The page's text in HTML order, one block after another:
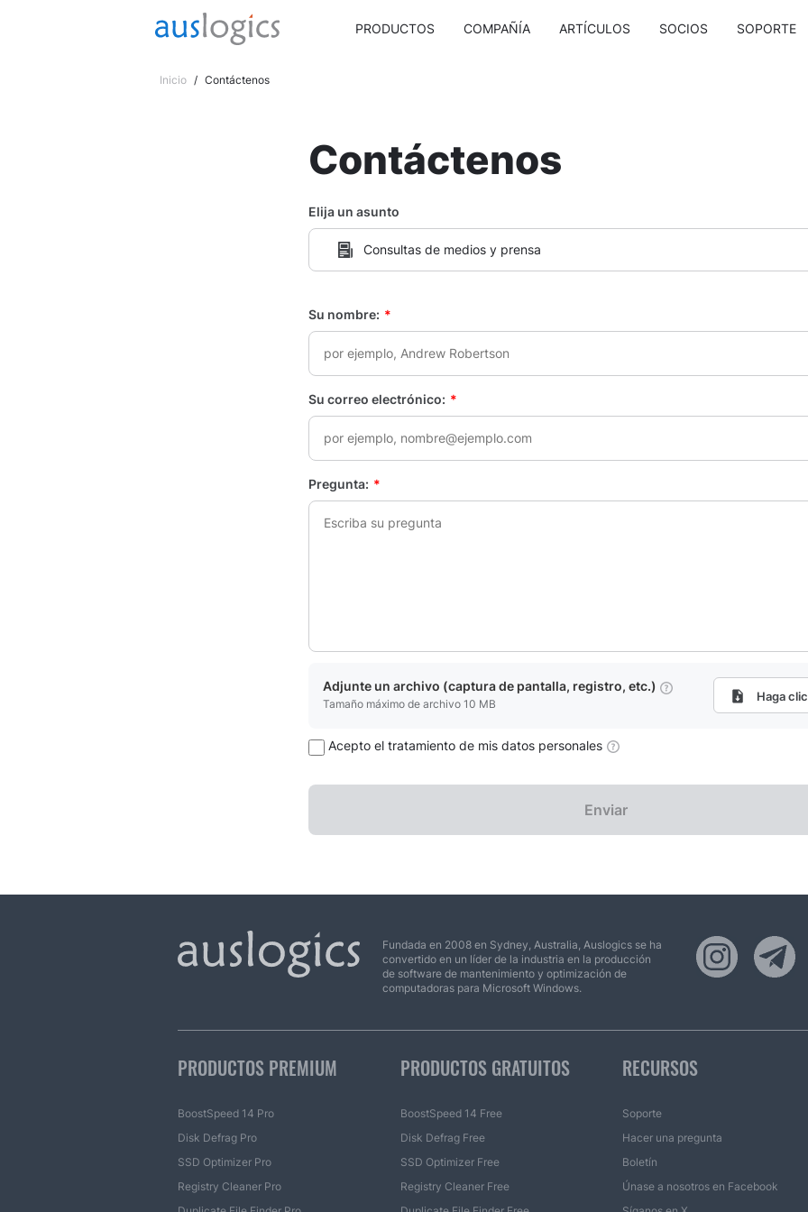
PRODUCTOS COMPAÑÍA ARTÍCULOS SOCIOS SOPORTE
Inicio / Contáctenos
Contáctenos
Elija un asunto
Consultas de medios y prensa
Su nombre: *
Su correo electrónico: *
Pregunta: *
Adjunte un archivo (captura de pantalla, registro, etc.)
Tamaño máximo de archivo 10 MB
Haga
Acepto el tratamiento de mis datos personales
Enviar
Fundada en 2008 en Sydney, Australia, Auslogics se ha
convertido en un líder de la industria en la producción
de software de mantenimiento y optimización de
computadoras para Microsoft Windows.
PRODUCTOS PREMIUM
BoostSpeed 14 Pro
Disk Defrag Pro
SSD Optimizer Pro
Registry Cleaner Pro
PRODUCTOS GRATUITOS
BoostSpeed 14 Free
Disk Defrag Free
SSD Optimizer Free
Registry Cleaner Free
RECURSOS
Soporte
Hacer una pregunta
Boletín
Únase a nosotros en Facebook